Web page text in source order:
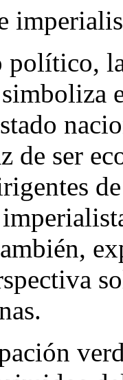
político,
de ser